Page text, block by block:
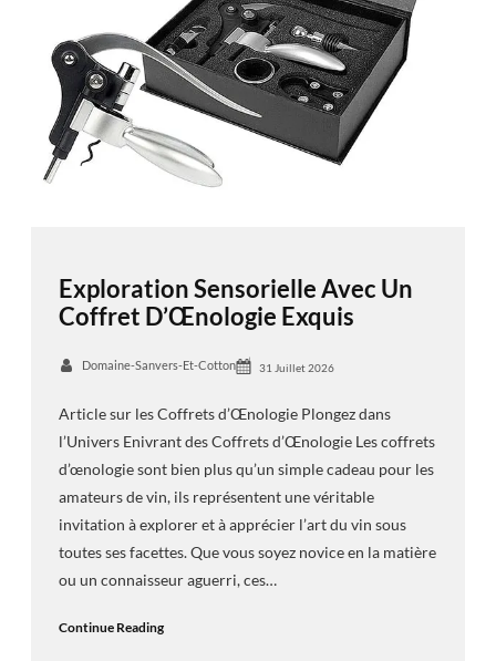
Exploration Sensorielle Avec Un
Coffret D’Œnologie Exquis
Domaine-Sanvers-Et-Cotton 31 Juillet 2026
Article sur les Coffrets d’Œnologie Plongez dans
l’Univers Enivrant des Coffrets d’Œnologie Les coffrets
d’œnologie sont bien plus qu’un simple cadeau pour les
amateurs de vin, ils représentent une véritable
invitation à explorer et à apprécier l’art du vin sous
toutes ses facettes. Que vous soyez novice en la matière
ou un connaisseur aguerri, ces…
Continue Reading